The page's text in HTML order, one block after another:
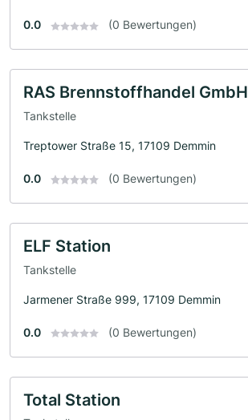
0.0 (0 Bewertungen)
RAS Brennstoffhandel GmbH
Tankstelle
Treptower Straße 15, 17109 Demmin
0.0 (0 Bewertungen)
ELF Station
Tankstelle
Jarmener Straße 999, 17109 Demmin
0.0 (0 Bewertungen)
Total Station